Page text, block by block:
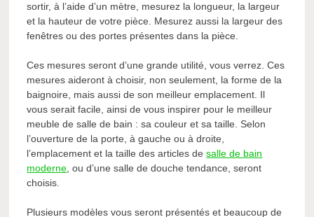
sortir, à l’aide d’un mètre, mesurez la longueur, la largeur
et la hauteur de votre pièce. Mesurez aussi la largeur des
fenêtres ou des portes présentes dans la pièce.
Ces mesures seront d’une grande utilité, vous verrez. Ces
mesures aideront à choisir, non seulement, la forme de la
baignoire, mais aussi de son meilleur emplacement. Il
vous serait facile, ainsi de vous inspirer pour le meilleur
meuble de salle de bain : sa couleur et sa taille. Selon
l’ouverture de la porte, à gauche ou à droite,
l’emplacement et la taille des articles desalle de bain
moderne , ou d’une salle de douche tendance, seront
choisis.
Plusieurs modèles vous seront présentés et beaucoup de